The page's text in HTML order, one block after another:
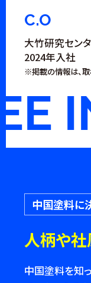
C.O
大竹研究セン
2024年入社
※掲載の情報は、取
中国塗料に
人柄や
中国塗料を知